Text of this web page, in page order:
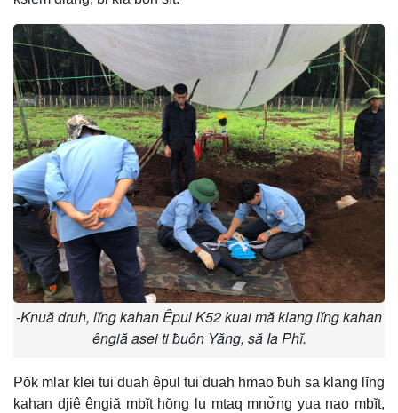
-Knuă druh, lĭng kahan Êpul K52 kuai mă klang lĭng kahan
êngiă asei ti ƀuôn Yăng, să Ia Phĭ.
Pŏk mlar klei tui duah êpul tui duah hmao ƀuh sa klang lĭng
kahan djiê êngiă mbĭt hŏng lu mtaq mnơ̆ng yua nao mbĭt,